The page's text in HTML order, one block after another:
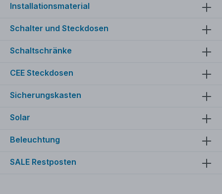
Installationsmaterial
Schalter und Steckdosen
Schaltschränke
CEE Steckdosen
Sicherungskasten
Solar
Beleuchtung
SALE Restposten